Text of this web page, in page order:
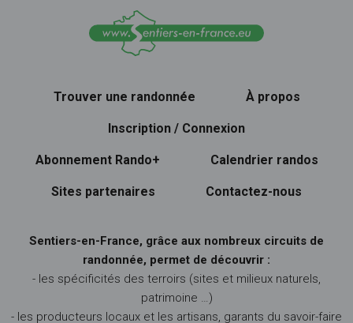
Trouver une randonnée À propos
Inscription / Connexion
Abonnement Rando+ Calendrier randos
Sites partenaires Contactez-nous
Sentiers-en-France, grâce aux nombreux circuits de
randonnée, permet de découvrir :
- les spécificités des terroirs (sites et milieux naturels,
patrimoine …)
- les producteurs locaux et les artisans, garants du savoir-faire